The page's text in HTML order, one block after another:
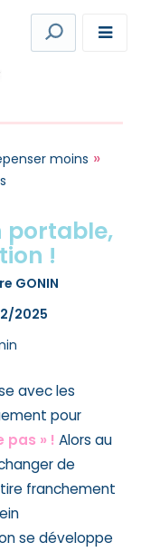
moins »
portable,
!
GONIN
2025
avec les
pour
pas » ! Alors au
de
tire franchement
se développe